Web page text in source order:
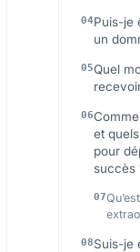
Puis-je
un
Quel
et
pour
succès
Suis-je